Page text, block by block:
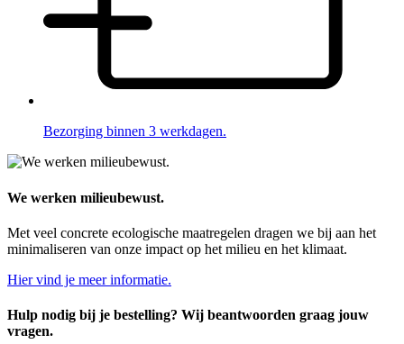
Bezorging binnen 3 werkdagen.
We werken milieubewust.
Met veel concrete ecologische maatregelen dragen we bij aan het
minimaliseren van onze impact op het milieu en het klimaat.
Hier vind je meer informatie.
Hulp nodig bij je bestelling? Wij beantwoorden graag jouw
vragen.